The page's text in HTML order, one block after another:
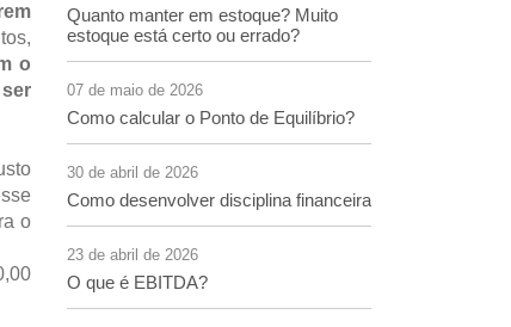
o
o
Quanto manter em estoque? Muito
estoque está certo ou errado?
07 de maio de 2026
Como calcular o Ponto de Equilíbrio?
30 de abril de 2026
Como desenvolver disciplina financeira
23 de abril de 2026
O que é EBITDA?